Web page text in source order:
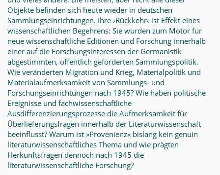
Objekte befinden sich heute wieder in deutschen
Sammlungseinrichtungen. Ihre ›Rückkehr‹ ist Effekt eines
wissenschaftlichen Begehrens: Sie wurden zum Motor für
neue wissenschaftliche Editionen und Forschung innerhalb
einer auf die Forschungsinteressen der Germanistik
abgestimmten, öffentlich geförderten Sammlungspolitik.
Wie veränderten Migration und Krieg, Materialpolitik und
Materialaufmerksamkeit von Sammlungs- und
Forschungseinrichtungen nach 1945? Wie haben politische
Ereignisse und fachwissenschaftliche
Ausdifferenzierungsprozesse die Aufmerksamkeit für
Überlieferungsfragen innerhalb der Literaturwissenschaft
beeinflusst? Warum ist »Provenienz« bislang kein genuin
literaturwissenschaftliches Thema und wie prägten
Herkunftsfragen dennoch nach 1945 die
literaturwissenschaftliche Forschung?